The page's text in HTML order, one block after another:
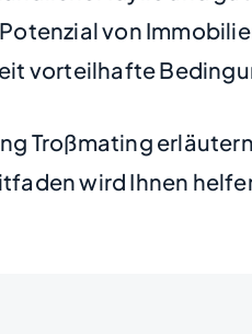
von
vorteilhafte
Troßmating
wird Ihnen